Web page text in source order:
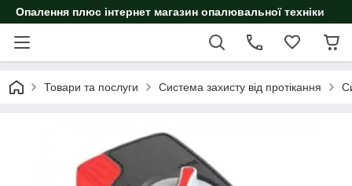
Опалення плюс інтернет магазин опалювальної техніки
Товари та послуги Система захисту від протікання